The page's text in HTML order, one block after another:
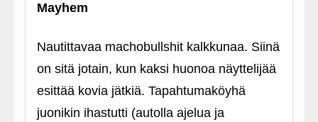
Mayhem
Nautittavaa machobullshit kalkkunaa. Siinä
on sitä jotain, kun kaksi huonoa näyttelijää
esittää kovia jätkiä. Tapahtumaköyhä
juonikin ihastutti (autolla ajelua ja